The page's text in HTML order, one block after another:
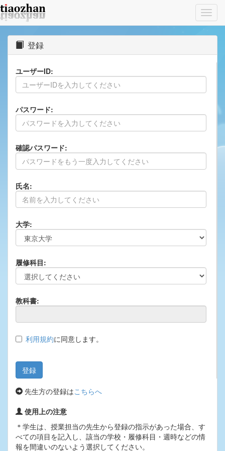
登録
ユーザーID:
パスワード:
確認パスワード:
氏名:
大学:
履修科目:
教科書:
利用規約に同意します。
先生方の登録はこちらへ
使用上の注意
＊学生は、授業担当の先生から登録の指示があった場合、す
べての項目を記入し、該当の学校・履修科目・週時などの情
報を間違いのないよう選択してください。